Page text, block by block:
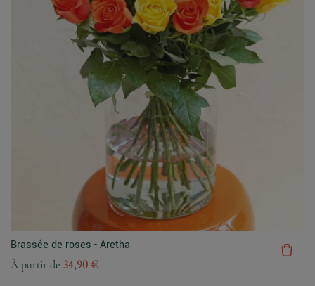
Brassée de roses - Aretha
À partir de 34,90 €